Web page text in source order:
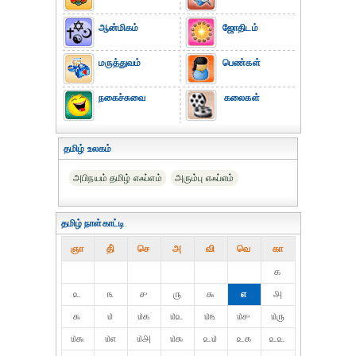
ஆன்மிகம்
மருத்துவம்
நகைச்சுவை
ஜோதிடம்
பெண்கள்
கலைகள்
தமிழ் உலகம்
அபிநயம் தமிழ் எஃப்எம் அரும்பு எஃப்எம்
தமிழ் நாள்காட்டி
ஞா தி் செ அ வி வெ கா
௧
௨
௩ ௪ ௫ ௬ ௭
௮
௯
௰ ௰௧ ௰௨ ௰௩ ௰௪
௰௫
௰௬
௰௭ ௰௮ ௰௯ ௨௰ ௨௧
௨௨